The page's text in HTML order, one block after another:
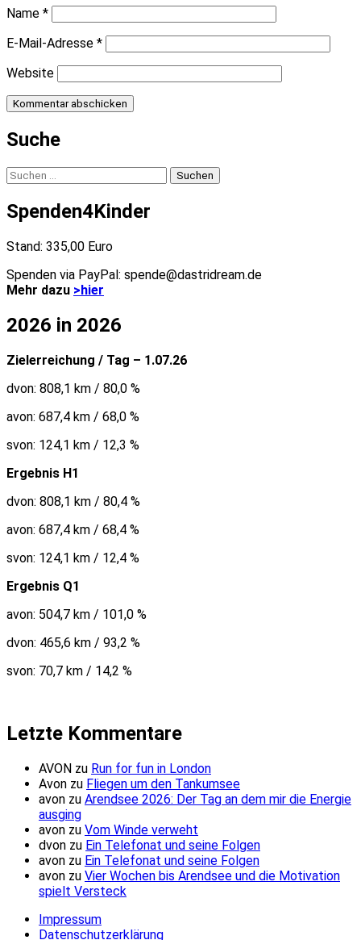
Name *
E-Mail-Adresse *
Website
Suche
Suchen
nach:
Spenden4Kinder
Stand: 335,00 Euro
Spenden via PayPal: spende@dastridream.de
Mehr dazu >hier
2026 in 2026
Zielerreichung / Tag – 1.07.26
dvon: 808,1 km / 80,0 %
avon: 687,4 km / 68,0 %
svon: 124,1 km / 12,3 %
Ergebnis H1
dvon: 808,1 km / 80,4 %
avon: 687,4 km / 68,4 %
svon: 124,1 km / 12,4 %
Ergebnis Q1
avon: 504,7 km / 101,0 %
dvon: 465,6 km / 93,2 %
svon: 70,7 km / 14,2 %
Letzte Kommentare
AVON zu Run for fun in London
Avon zu Fliegen um den Tankumsee
avon zu Arendsee 2026: Der Tag an dem mir die Energie
ausging
avon zu Vom Winde verweht
dvon zu Ein Telefonat und seine Folgen
avon zu Ein Telefonat und seine Folgen
avon zu Vier Wochen bis Arendsee und die Motivation
spielt Versteck
Impressum
Datenschutzerklärung